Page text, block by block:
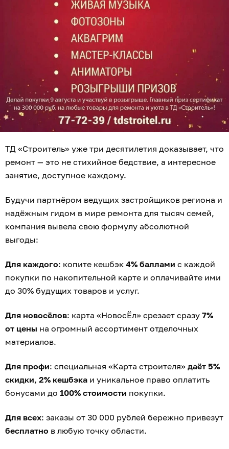
ТД «Строитель» уже три десятилетия доказывает, что
ремонт — это не стихийное бедствие, а интересное
занятие, доступное каждому.
Будучи партнёром ведущих застройщиков региона и
надёжным гидом в мире ремонта для тысяч семей,
компания вывела свою формулу абсолютной
выгоды:
Для каждого: копите кешбэк 4% баллами с каждой
покупки по накопительной карте и оплачивайте ими
до 30% будущих товаров и услуг.
Для новосёлов: карта «НовосЁл» срезает сразу 7%
от цены на огромный ассортимент отделочных
материалов.
Для профи: специальная «Карта строителя» даёт 5%
скидки, 2% кешбэка и уникальное право оплатить
бонусами до 100% стоимости покупки.
Для всех: заказы от 30 000 рублей бережно привезут
бесплатно в любую точку области.